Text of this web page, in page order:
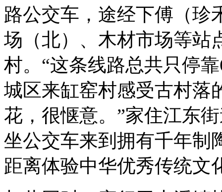
路公交车，途经下傅（珍
场（北）、木材市场等站
村。“这条线路总共只停
城区来缸窑村感受古村落
花，很惬意。”家住江东
坐公交车来到拥有千年制
距离体验中华优秀传统文